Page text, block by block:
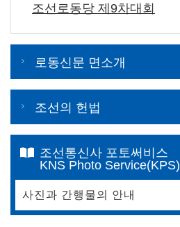
조선로동당 제9차대회
로동신문 면소개
조선의 헌법
조선통신사 포토써비스
KNS Photo Service(KPS)
사진과 간행물의 안내